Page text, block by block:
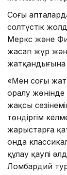
Соңғы
солтүстік
Меркс және
жасап жүр және
жатқандығына
«Мен соңғы
оралу
жақсы
төндіргім
жарыстарға
онда
құлау қаупі
Ломбардий